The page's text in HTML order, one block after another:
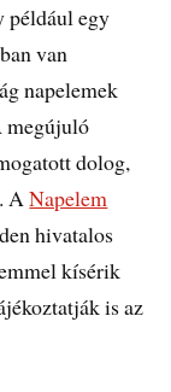
például egy
van
napelemek
megújuló
dolog,
ANapelem
hivatalos
kísérik
is az